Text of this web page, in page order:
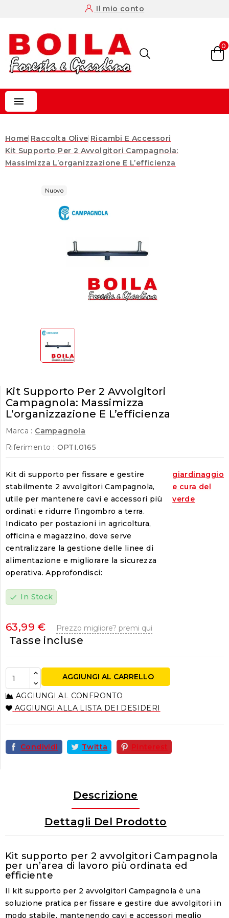
Il mio conto
0

Home Raccolta Olive Ricambi E Accessori
Kit Supporto Per 2 Avvolgitori Campagnola:
Massimizza L’organizzazione E L’efficienza
Nuovo
Kit Supporto Per 2 Avvolgitori
Campagnola: Massimizza
L’organizzazione E L’efficienza
Marca : Campagnola
Riferimento : OPTI.0165
Kit di supporto per fissare e gestire
stabilmente 2 avvolgitori Campagnola,
utile per mantenere cavi e accessori più
ordinati e ridurre l’ingombro a terra.
Indicato per postazioni in agricoltura,
officina e magazzino, dove serve
centralizzare la gestione delle linee di
alimentazione e migliorare la sicurezza
operativa. Approfondisci:
giardinaggio
e cura del
verde
check In Stock
63,99 € Prezzo migliore? premi qui
Tasse incluse
AGGIUNGI AL CARRELLO
AGGIUNGI AL CONFRONTO
AGGIUNGI ALLA LISTA DEI DESIDERI
Condividi Twitta Pinterest
Descrizione
Dettagli Del Prodotto
Kit supporto per 2 avvolgitori Campagnola
per un’area di lavoro più ordinata ed
efficiente
Il kit supporto per 2 avvolgitori Campagnola è una
soluzione pratica per fissare e gestire due avvolgitori in
modo stabile, mantenendo cavi e accessori meglio